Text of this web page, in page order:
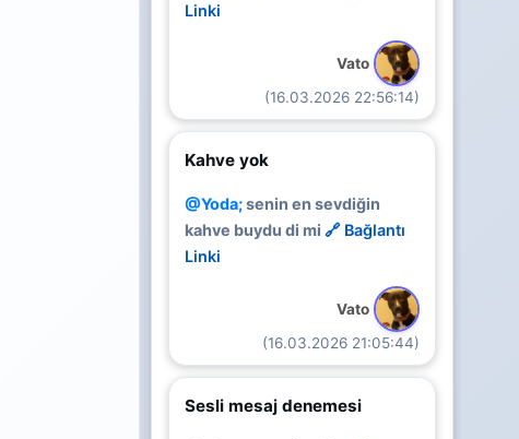
Linki
Vato
(16.03.2026 22:56:14)
Kahve yok
@Yoda;senin en sevdiğin
kahve buydu di mi🔗 Bağlantı
Linki
Vato
(16.03.2026 21:05:44)
Sesli mesaj denemesi